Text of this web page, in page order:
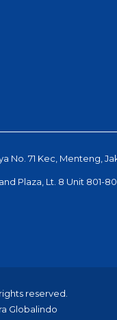
No. 71 Kec, Menteng,
Plaza, Lt. 8 Unit 801-
reserved.
Globalindo